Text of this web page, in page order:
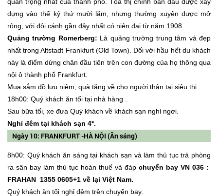
dựng vào thế kỷ thứ mười lăm, nhưng thường xuyên được mở
rộng, với đôi cánh gần đây nhất có niên đại từ năm 1908.
Quảng trường Romerberg: Là quảng trường trung tâm và đẹp
nhất trong Altstadt Frankfurt (Old Town). Đối với hầu hết du khách
này là điểm dừng chân đầu tiên trên con đường của họ thông qua
nội ô thành phố Frankfurt.
Mua sắm đồ lưu niệm, quà tặng về cho người thân tại siêu thị.
18h00: Quý khách ăn tối tại nhà hàng .
Sau bữa tối, xe đưa Quý khách về khách sạn nghỉ ngơi.
Nghỉ đêm tại khách sạn 4*.
Ngày 10: FRANKFURT -HÀ NỘI (Ăn sáng)
8h00: Quý khách ăn sáng tại khách sạn và làm thủ tục trả phòng
ra sân bay làm thủ tục hoàn thuế và đáp chuyến bay VN 036 :
FRAHAN 1355 0605+1 về lại Việt Nam.
Quý khách ăn tối nghỉ đêm trên chuyến bay.